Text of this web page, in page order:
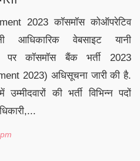
2023 कॉसमॉस कोऑपरेटिव
वेबसाइट यानी
पर कॉसमॉस बैंक भर्ती 2023
2023) अधिसूचना जारी की है.
की भर्ती विभिन्न पदों